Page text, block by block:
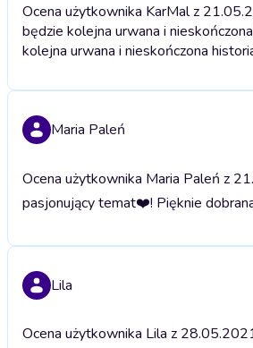
Ocena użytkownika KarMal z
będzie kolejna urwana i
kolejna urwana i nieskończona
Maria Paleń
Ocena użytkownika Maria Paleń z
pasjonujący temat❤️! Pięknie
Lila
Ocena użytkownika Lila z